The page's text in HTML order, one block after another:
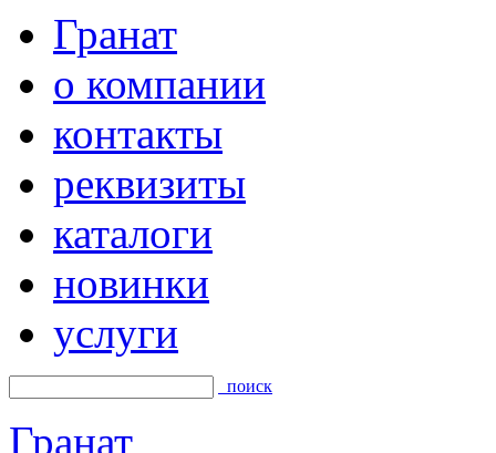
Гранат
о компании
контакты
реквизиты
каталоги
новинки
услуги
поиск
Гранат